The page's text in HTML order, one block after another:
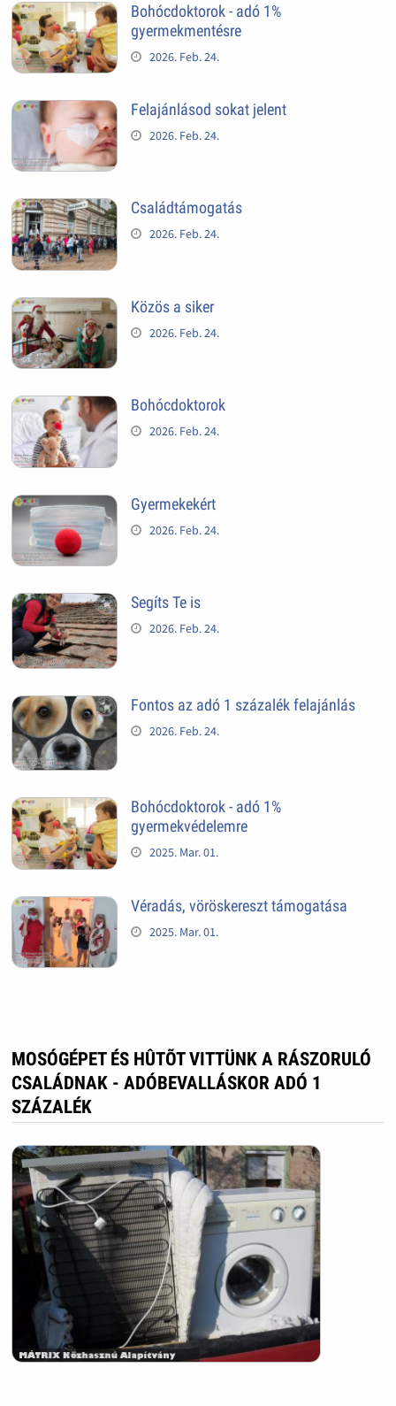
Bohócdoktorok - adó 1%
gyermekmentésre
2026. Feb. 24.
Felajánlásod sokat jelent
2026. Feb. 24.
Családtámogatás
2026. Feb. 24.
Közös a siker
2026. Feb. 24.
Bohócdoktorok
2026. Feb. 24.
Gyermekekért
2026. Feb. 24.
Segíts Te is
2026. Feb. 24.
Fontos az adó 1 százalék felajánlás
2026. Feb. 24.
Bohócdoktorok - adó 1%
gyermekvédelemre
2025. Mar. 01.
Véradás, vöröskereszt támogatása
2025. Mar. 01.
MOSÓGÉPET ÉS HÛTÕT VITTÜNK A RÁSZORULÓ
CSALÁDNAK - ADÓBEVALLÁSKOR ADÓ 1
SZÁZALÉK